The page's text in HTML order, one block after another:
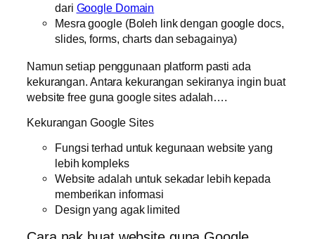
dari Google Domain
Mesra google (Boleh link dengan google docs,
slides, forms, charts dan sebagainya)
Namun setiap penggunaan platform pasti ada
kekurangan. Antara kekurangan sekiranya ingin buat
website free guna google sites adalah….
Kekurangan Google Sites
Fungsi terhad untuk kegunaan website yang
lebih kompleks
Website adalah untuk sekadar lebih kepada
memberikan informasi
Design yang agak limited